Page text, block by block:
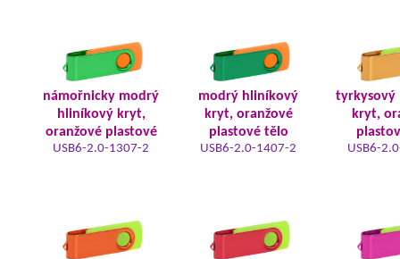
námořnicky modrý
hliníkový kryt,
oranžové plastové
USB6-2.0-1307-2
modrý hliníkový
kryt, oranžové
plastové tělo
USB6-2.0-1407-2
tyrkysový
kryt,
USB6-